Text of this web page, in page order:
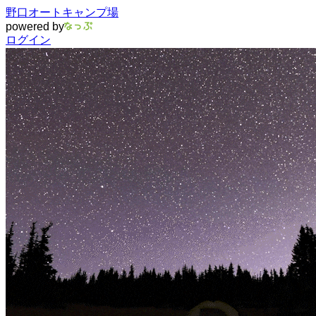
野口オートキャンプ場
powered by
ログイン